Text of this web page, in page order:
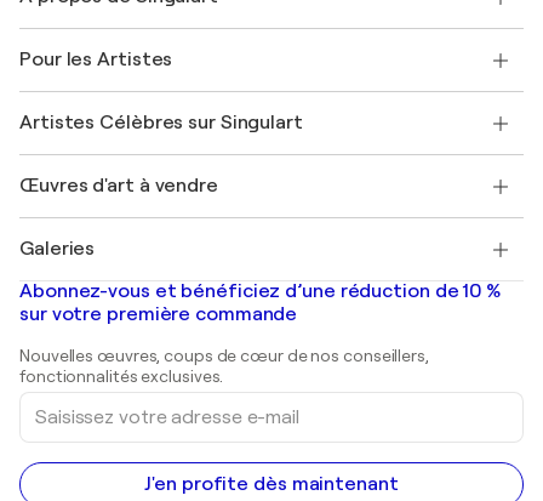
Offrir une carte cadeau
Rejoignez notre programme commercial
Mon compte
+33 1 76 44 06 42
FAQ
Magazine Singulart
Emplois
Découvrez une sélection d'art original
Pour les Artistes
Se connecter en tant qu'Artiste
Artistes Célèbres sur Singulart
Marc Chagall
Banksy
Mr. Brainwash
Shepard Fairey
Œuvres d'art à vendre
Tableaux abstraits à vendre
Peintures de paysage
Estampes
Peintures acryliques
Galeries
Galeries d'art en France
Galeries d'art en Belgique
Abonnez-vous et bénéficiez d’une réduction de 10 %
sur votre première commande
Nouvelles œuvres, coups de cœur de nos conseillers,
fonctionnalités exclusives.
Saisissez
votre
adresse
e-
mail
J'en profite dès maintenant